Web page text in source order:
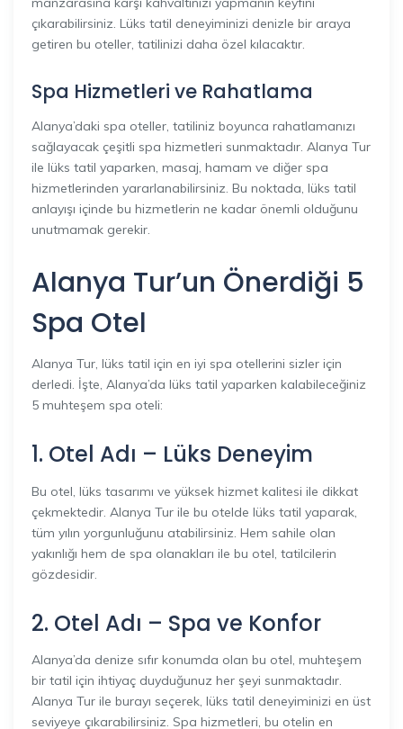
çıkarabilirsiniz. Lüks tatil deneyiminizi denizle bir araya
getiren bu oteller, tatilinizi daha özel kılacaktır.
Spa Hizmetleri ve Rahatlama
Alanya’daki spa oteller, tatiliniz boyunca rahatlamanızı
sağlayacak çeşitli spa hizmetleri sunmaktadır. Alanya Tur
ile lüks tatil yaparken, masaj, hamam ve diğer spa
hizmetlerinden yararlanabilirsiniz. Bu noktada, lüks tatil
anlayışı içinde bu hizmetlerin ne kadar önemli olduğunu
unutmamak gerekir.
Alanya Tur’un Önerdiği 5
Spa Otel
Alanya Tur, lüks tatil için en iyi spa otellerini sizler için
derledi. İşte, Alanya’da lüks tatil yaparken kalabileceğiniz
5 muhteşem spa oteli:
1. Otel Adı – Lüks Deneyim
Bu otel, lüks tasarımı ve yüksek hizmet kalitesi ile dikkat
çekmektedir. Alanya Tur ile bu otelde lüks tatil yaparak,
tüm yılın yorgunluğunu atabilirsiniz. Hem sahile olan
yakınlığı hem de spa olanakları ile bu otel, tatilcilerin
gözdesidir.
2. Otel Adı – Spa ve Konfor
Alanya’da denize sıfır konumda olan bu otel, muhteşem
bir tatil için ihtiyaç duyduğunuz her şeyi sunmaktadır.
Alanya Tur ile burayı seçerek, lüks tatil deneyiminizi en üst
seviyeye çıkarabilirsiniz. Spa hizmetleri, bu otelin en